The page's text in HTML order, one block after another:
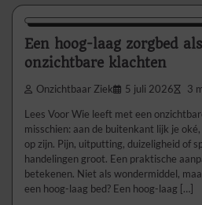
Aanbevolen
Een hoog-laag zorgbed
onzichtbare klachten
Onzichtbaar Ziek 5 juli 2026 3
Lees Voor Wie leeft met een
misschien: aan de buitenkant lijk je
op zijn. Pijn, uitputting, duizeligheid of
handelingen groot. Een praktische
betekenen. Niet als wondermiddel,
een hoog-laag bed? Een hoog-laag […]